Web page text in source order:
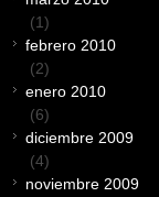
(1)
febrero 2010
(2)
enero 2010
(6)
diciembre 2009
(4)
noviembre 2009